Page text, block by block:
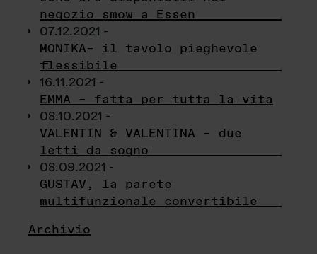
negozio smow a Essen
07.12.2021 -
MONIKA– il tavolo pieghevole
flessibile
16.11.2021 -
EMMA – fatta per tutta la vita
08.10.2021 -
VALENTIN & VALENTINA – due
letti da sogno
08.09.2021 -
GUSTAV, la parete
multifunzionale convertibile
Archivio